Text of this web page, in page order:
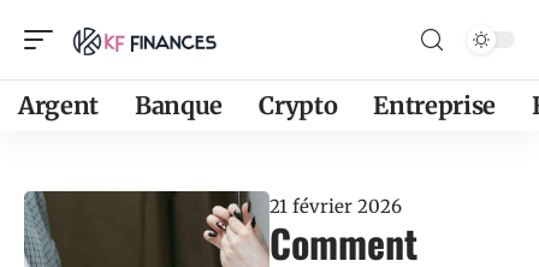
Argent Banque Crypto Entreprise
21 février 2026
Comment